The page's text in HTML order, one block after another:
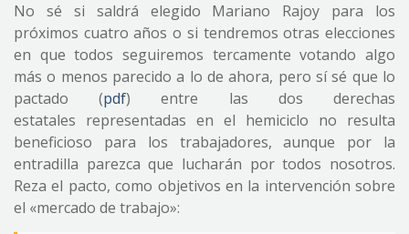
No sé si saldrá elegido Mariano Rajoy para los
próximos cuatro años o si tendremos otras elecciones
en que todos seguiremos tercamente votando algo
más o menos parecido a lo de ahora, pero sí sé que lo
pactado (pdf) entre las dos derechas
estatales representadas en el hemiciclo no resulta
beneficioso para los trabajadores, aunque por la
entradilla parezca que lucharán por todos nosotros.
Reza el pacto, como objetivos en la intervención sobre
el «mercado de trabajo»: